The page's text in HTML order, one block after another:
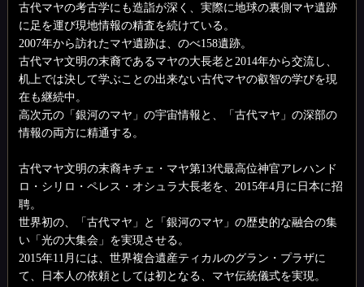
古代マヤの考古学にも造詣が深く、実際に地球の裏側マヤ遺跡
に足を運び現地情報の精査を続けている。
2007年から訪れたマヤ遺跡は、のべ158遺跡。
古代マヤ文明の末裔であるマヤの大長老と2014年から交流し、
机上では決して学ぶことの出来ない古代マヤの叡智の学びを現
在も継続中。
高次元の「銀河のマヤ」の宇宙情報と、「古代マヤ」の深部の
情報の両方に精通する。
古代マヤ文明の末裔キチェ・マヤ第13代最高位神官アレハンド
ロ・シリロ・ペレス・オシュラ大長老を、2015年4月に日本に招
聘。
世界初の、「古代マヤ」と「銀河のマヤ」の歴史的な融合の集
い「光の大集会」を実現させる。
2015年11月には、世界複合遺産ティカルのグラン・プラザに
て、日本人の依頼としては初となる、マヤ伝統儀式を実現。